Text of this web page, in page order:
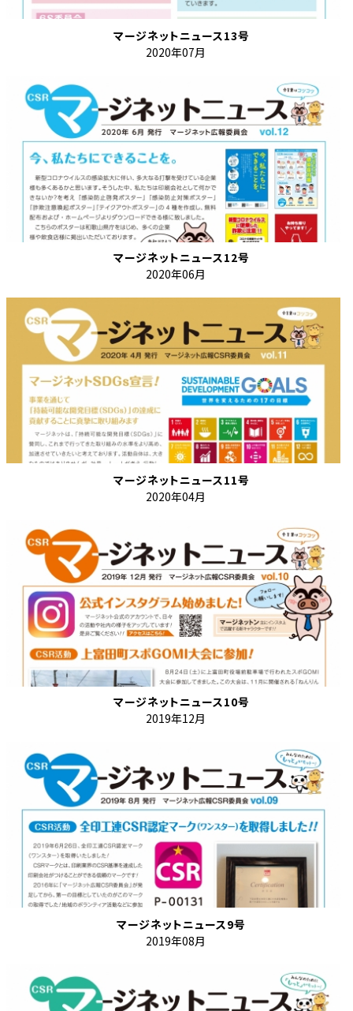
マージネットニュース13号
2020年07月
マージネットニュース12号
2020年06月
マージネットニュース11号
2020年04月
マージネットニュース10号
2019年12月
マージネットニュース9号
2019年08月